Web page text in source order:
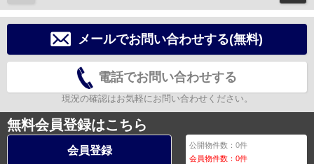
メールでお問い合わせする(無料)
電話でお問い合わせする
現況の確認はお気軽にお問い合わせください。
無料会員登録はこちら
会員登録 公開物件数：0件
会員物件数：0件